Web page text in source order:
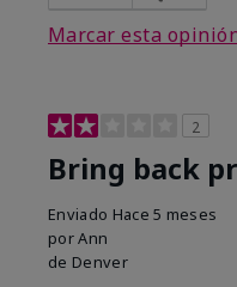
Marcar esta
2
Bring back
Enviado Hace 5 meses
porAnn
de Denver